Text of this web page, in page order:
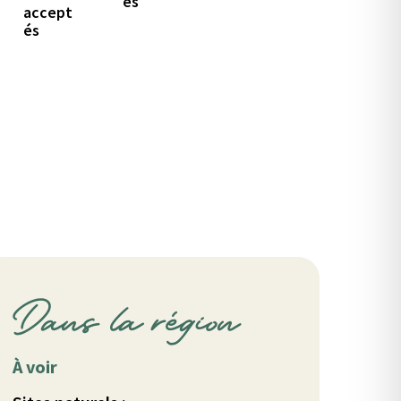
accept
és
Dans la région
À voir